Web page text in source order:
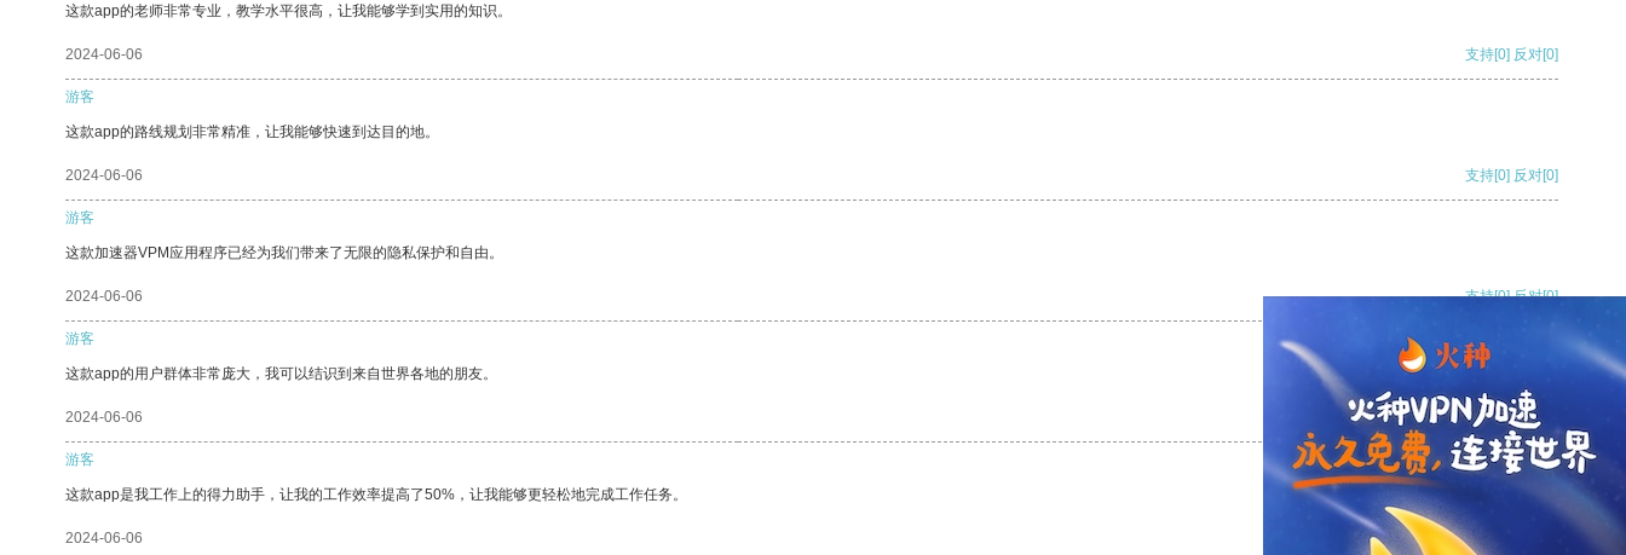
这款app的老师非常专业，教学水平很高，让我能够学到实用的知识。
2024-06-06 支持[0] 反对[0]
游客
这款app的路线规划非常精准，让我能够快速到达目的地。
2024-06-06 支持[0] 反对[0]
游客
这款加速器VPM应用程序已经为我们带来了无限的隐私保护和自由。
2024-06-06 支持[0] 反对[0]
游客
这款app的用户群体非常庞大，我可以结识到来自世界各地的朋友。
2024-06-06 支持[0] 反对
游客
这款app是我工作上的得力助手，让我的工作效率提高了50%，让我能够更轻松地完成工作任务。
2024-06-06 支持